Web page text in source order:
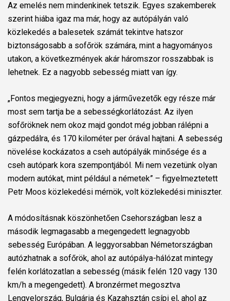
Az emelés nem mindenkinek tetszik. Egyes szakemberek
szerint hiába igaz ma már, hogy az autópályán való
közlekedés a balesetek számát tekintve hatszor
biztonságosabb a sofőrök számára, mint a hagyományos
utakon, a következmények akár háromszor rosszabbak is
lehetnek. Ez a nagyobb sebesség miatt van így.
„Fontos megjegyezni, hogy a járművezetők egy része már
most sem tartja be a sebességkorlátozást. Az ilyen
sofőröknek nem okoz majd gondot még jobban rálépni a
gázpedálra, és 170 kilométer per órával hajtani. A sebesség
növelése kockázatos a cseh autópályák minősége és a
cseh autópark kora szempontjából. Mi nem vezetünk olyan
modern autókat, mint például a németek” – figyelmeztetett
Petr Moos közlekedési mérnök, volt közlekedési miniszter.
A módosításnak köszönhetően Csehországban lesz a
második legmagasabb a megengedett legnagyobb
sebesség Európában. A leggyorsabban Németországban
autózhatnak a sofőrök, ahol az autópálya-hálózat mintegy
felén korlátozatlan a sebesség (másik felén 120 vagy 130
km/h a megengedett). A bronzérmet megosztva
Lengyelország, Bulgária és Kazahsztán csípi el, ahol az